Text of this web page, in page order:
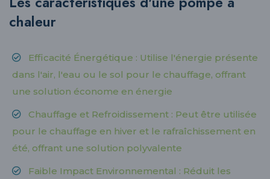
chaleur
Efficacité Énergétique : Utilise l'énergie présente
dans l'air, l'eau ou le sol pour le chauffage, offrant
une solution économe en énergie
Chauffage et Refroidissement : Peut être utilisée
pour le chauffage en hiver et le rafraîchissement en
été, offrant une solution polyvalente
Faible Impact Environnemental : Réduit les